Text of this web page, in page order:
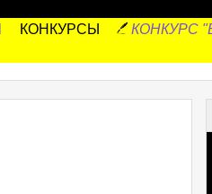
КОНКУРСЫ
КОНКУРС